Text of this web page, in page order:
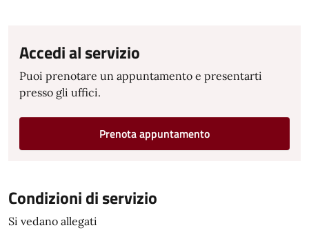
Accedi al servizio
Puoi prenotare un appuntamento e presentarti
presso gli uffici.
Prenota appuntamento
Condizioni di servizio
Si vedano allegati